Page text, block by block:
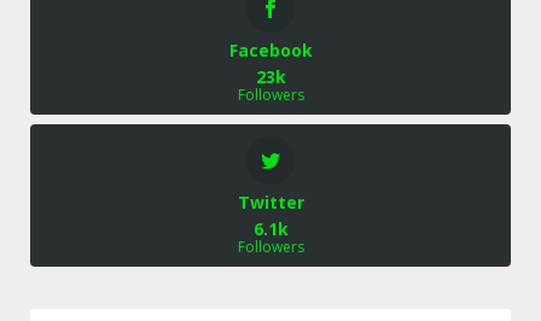
Facebook
23k
Followers
Twitter
6.1k
Followers